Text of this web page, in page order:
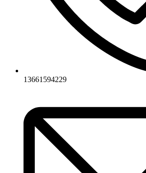
13661594229